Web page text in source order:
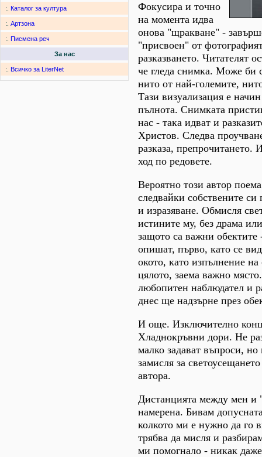
:. Каталог за култура
:. Артзона
:. Писмена реч
За нас
:. Всичко за LiterNet
Фокусира и точно
на момента идва
онова "щракване" -
"присвоен" от
разказването. Читателят
че гледа снимка. Може би
нито от най-големите,
Тази визуализация е
пълнота. Снимката
нас - така идват и
Христов. Следва
разказа, препрочитането.
ход по редовете.
Вероятно този автор
следвайки собствените си
и изразяване. Обмисля
истините му, без драма
защото са важни обектите
опишат, първо, като се
окото, като изпълнение
цялото, заема важно
любопитен наблюдател и
днес ще надзърне през
И още. Изключително
Хладнокръвни дори. Не
малко задават въпроси, но
замисля за
автора.
Дистанцията между мен и
намерена. Бивам
колкото ми е нужно да го
трябва да мисля и
ми помогнало - никак